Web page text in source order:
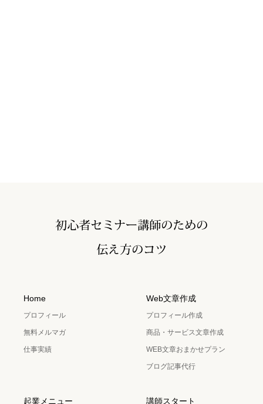
Home
プロフィール
無料メルマガ
仕事実績
Web文章作成
プロフィール作成
商品・サービス文章作成
WEB文章おまかせプラン
ブログ記事代行
起業メニュー 講師スタート